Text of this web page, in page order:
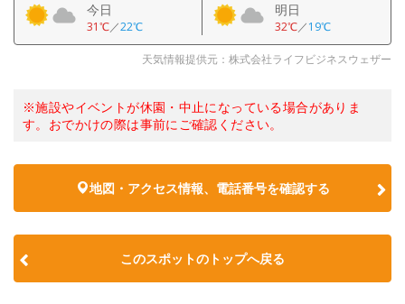
今日
31℃／22℃
明日
32℃／19℃
天気情報提供元：株式会社ライフビジネスウェザー
※施設やイベントが休園・中止になっている場合がありま
す。おでかけの際は事前にご確認ください。
地図・アクセス情報、電話番号を確認する
このスポットのトップへ戻る